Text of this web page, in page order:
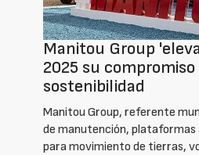
Manitou Group
2025 su
sostenibilidad
Manitou Group, referente
de manutención, plataformas
para movimiento de tierras,